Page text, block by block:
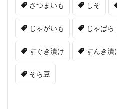
さつまいも しそ
じゃがいも じゃばら
すぐき漬け すんき漬
そら豆